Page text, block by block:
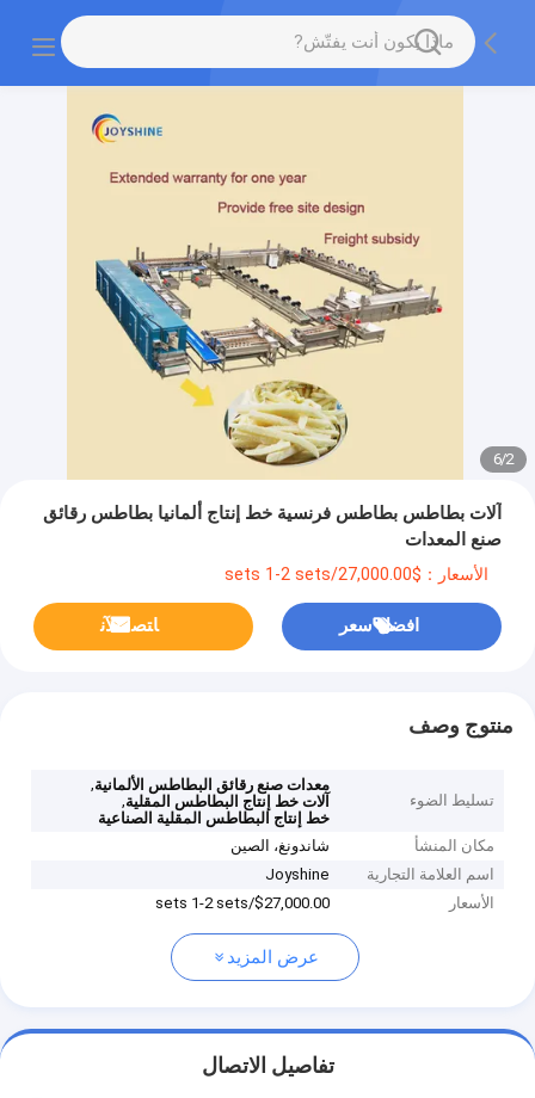
2
/
6
آلات بطاطس بطاطس فرنسية خط إنتاج ألمانيا بطاطس رقائق
صنع المعدات
الأسعار：$27,000.00/sets 1-2 sets
افضل سعر ﺎﺘﺼﻟ ﺍﻶﻧ
منتوج وصف
تسليط الضوء
معدات صنع رقائق البطاطس الألمانية,
آلات خط إنتاج البطاطس المقلية,
خط إنتاج البطاطس المقلية الصناعية
مكان المنشأ
شاندونغ، الصين
اسم العلامة التجارية
Joyshine
الأسعار
$27,000.00/sets 1-2 sets
عرض المزيد
تفاصيل الاتصال